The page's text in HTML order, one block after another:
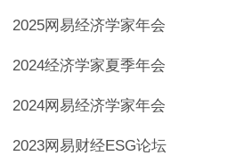
2025网易经济学家年会
2024经济学家夏季年会
2024网易经济学家年会
2023网易财经ESG论坛